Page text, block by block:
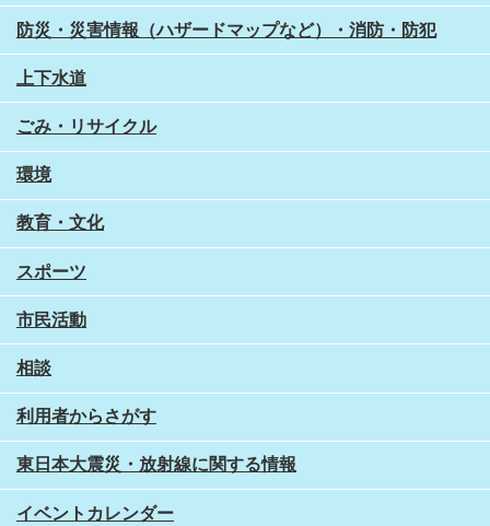
防災・災害情報（ハザードマップなど）・消防・防犯
上下水道
ごみ・リサイクル
環境
教育・文化
スポーツ
市民活動
相談
利用者からさがす
東日本大震災・放射線に関する情報
イベントカレンダー